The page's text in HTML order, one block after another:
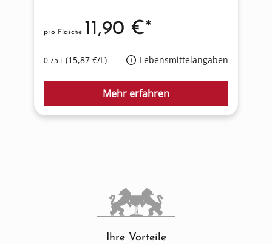
0.75 L(15,87 €/L) Lebensmittelangaben
pro Flasche 11,90 €*
Mehr erfahren
Ihre Vorteile